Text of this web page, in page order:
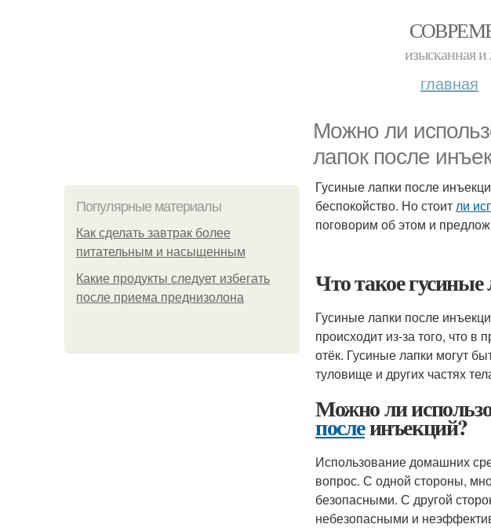
изысканная и
главная
Можно ли
лапок после
Популярные материалы
Как сделать завтрак более
питательным и насыщенным
Какие продукты следует избегать
после приема преднизолона
Гусиные лапки после
беспокойство. Но стоитли
поговорим об этом и
Что такое
Гусиные лапки после
происходит из-за того, что
отёк. Гусиные лапки могут
туловище и других частях
Можно ли
послеинъекций?
Использование домашних
вопрос. С одной стороны,
безопасными. С другой
небезопасными и